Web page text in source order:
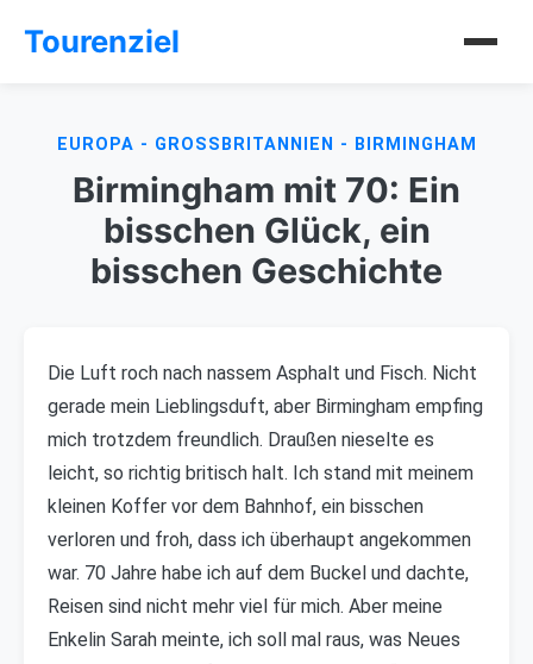
Tourenziel
EUROPA - GROSSBRITANNIEN - BIRMINGHAM
Birmingham mit 70: Ein
bisschen Glück, ein
bisschen Geschichte
Die Luft roch nach nassem Asphalt und Fisch. Nicht
gerade mein Lieblingsduft, aber Birmingham empfing
mich trotzdem freundlich. Draußen nieselte es
leicht, so richtig britisch halt. Ich stand mit meinem
kleinen Koffer vor dem Bahnhof, ein bisschen
verloren und froh, dass ich überhaupt angekommen
war. 70 Jahre habe ich auf dem Buckel und dachte,
Reisen sind nicht mehr viel für mich. Aber meine
Enkelin Sarah meinte, ich soll mal raus, was Neues